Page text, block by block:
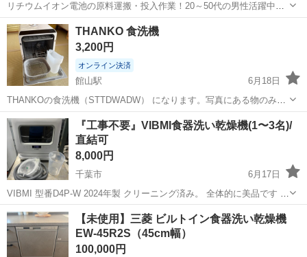
リチウムイオン電池の原料運搬・投入作業！20～50代の男性活躍中★
ワンルーム寮完備！赴任旅費会社負担！年間休日130日★フォークリフ
ト免許お持ちの方、活躍中！就業先食堂利用可★《神奈川県相模原
市》 人気の工場のお仕事 ◇電...
神奈川 相模原市 南橋本駅 その他
THANKO 食洗機
3,200円
オンライン決済
館山駅
6月18日
THANKOの食洗機（STTDWADW） になります。写真にある物のみの
お渡しとなります。 保証書や説明書などはありません。 使用回数もそ
こまで多く無いですが中古になるためご了承の上購入お願いいたしま
す。 写真の４枚目のと...
千葉 館山市 館山駅 キッチン家電 食洗機
『工事不要』VIBMI食器洗い乾燥機(1〜3名)/
直結可
8,000円
千葉市
6月17日
VIBMI 型番D4P-W 2024年製 クリーニング済み。 全体的に美品です 本
体、給排水ホース、給水カップのお渡しです。 コンセント付近でした
ら場所を選ばず水をタンクに補充して使用する事が可能です。※排水
を流す場所...
千葉 千葉市 キッチン家電
【未使用】三菱 ビルトイン食器洗い乾燥機
EW-45R2S（45cm幅）
100,000円